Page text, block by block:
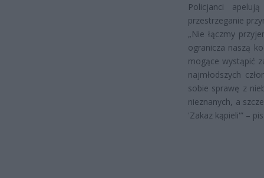
Policjanci
przestrzeganie
„Nie łączmy
ogranicza naszą
mogące wystąpić
najmłodszych
sobie sprawę z
nieznanych, a
'Zakaz kąpieli'” –